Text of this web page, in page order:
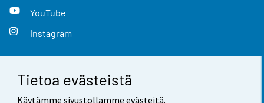
Tietoa evästeistä
Käytämme sivustollamme evästeitä.
YouTube
Instagram
Yhteystiedot